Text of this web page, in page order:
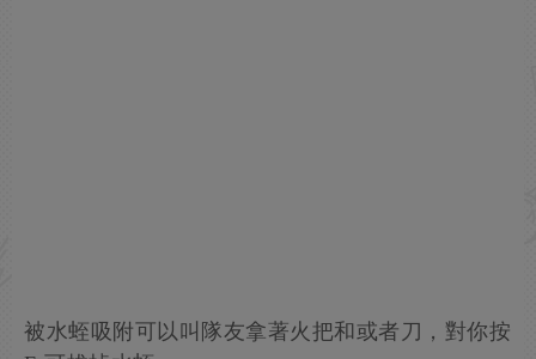
被水蛭吸附可以叫隊友拿著火把和或者刀，對你按